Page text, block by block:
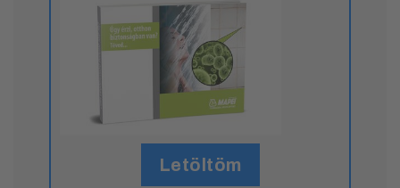
Letöltöm